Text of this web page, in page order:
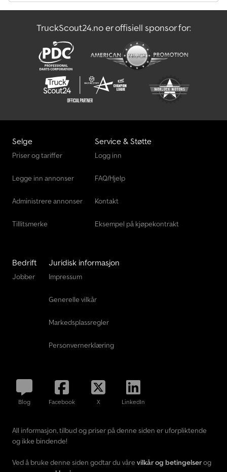
Linde T20Ap
Linde T20Sp
TruckScout24.no er offisiell sponsor for:
Selge
Priser og tariffer
Legge inn annonser
Administrere annonser
Tillitsmerke
Service & Støtte
Logg inn
FAQ/Hjelp
Kontakt
Eksempel på kjøpekontrakt
Bedrift
Jobber
Juridisk informasjon
Impressum
Generelle vilkår
Markedsplassregler
Personvernerklæring
Blog Facebook X LinkedIn
All informasjon, tilbud og priser på denne siden er uforpliktende
og ikke bindende!
Ved å bruke denne siden godtar du våre vilkår og betingelserog